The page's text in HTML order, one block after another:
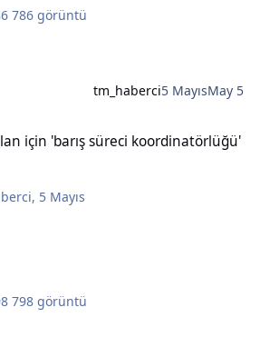
786 görüntü
tm_haberci5 MayısMay 5
için 'barış süreci koordinatörlüğü'
, 5 Mayıs
798 görüntü